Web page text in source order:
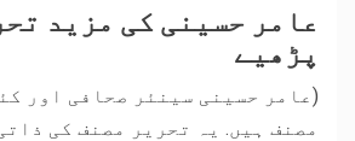
عامر حسینی کی مزید
پڑھیے
(عامر حسینی سینئر صحافی اور
مصنف ہیں. یہ تحریر مصنف کی